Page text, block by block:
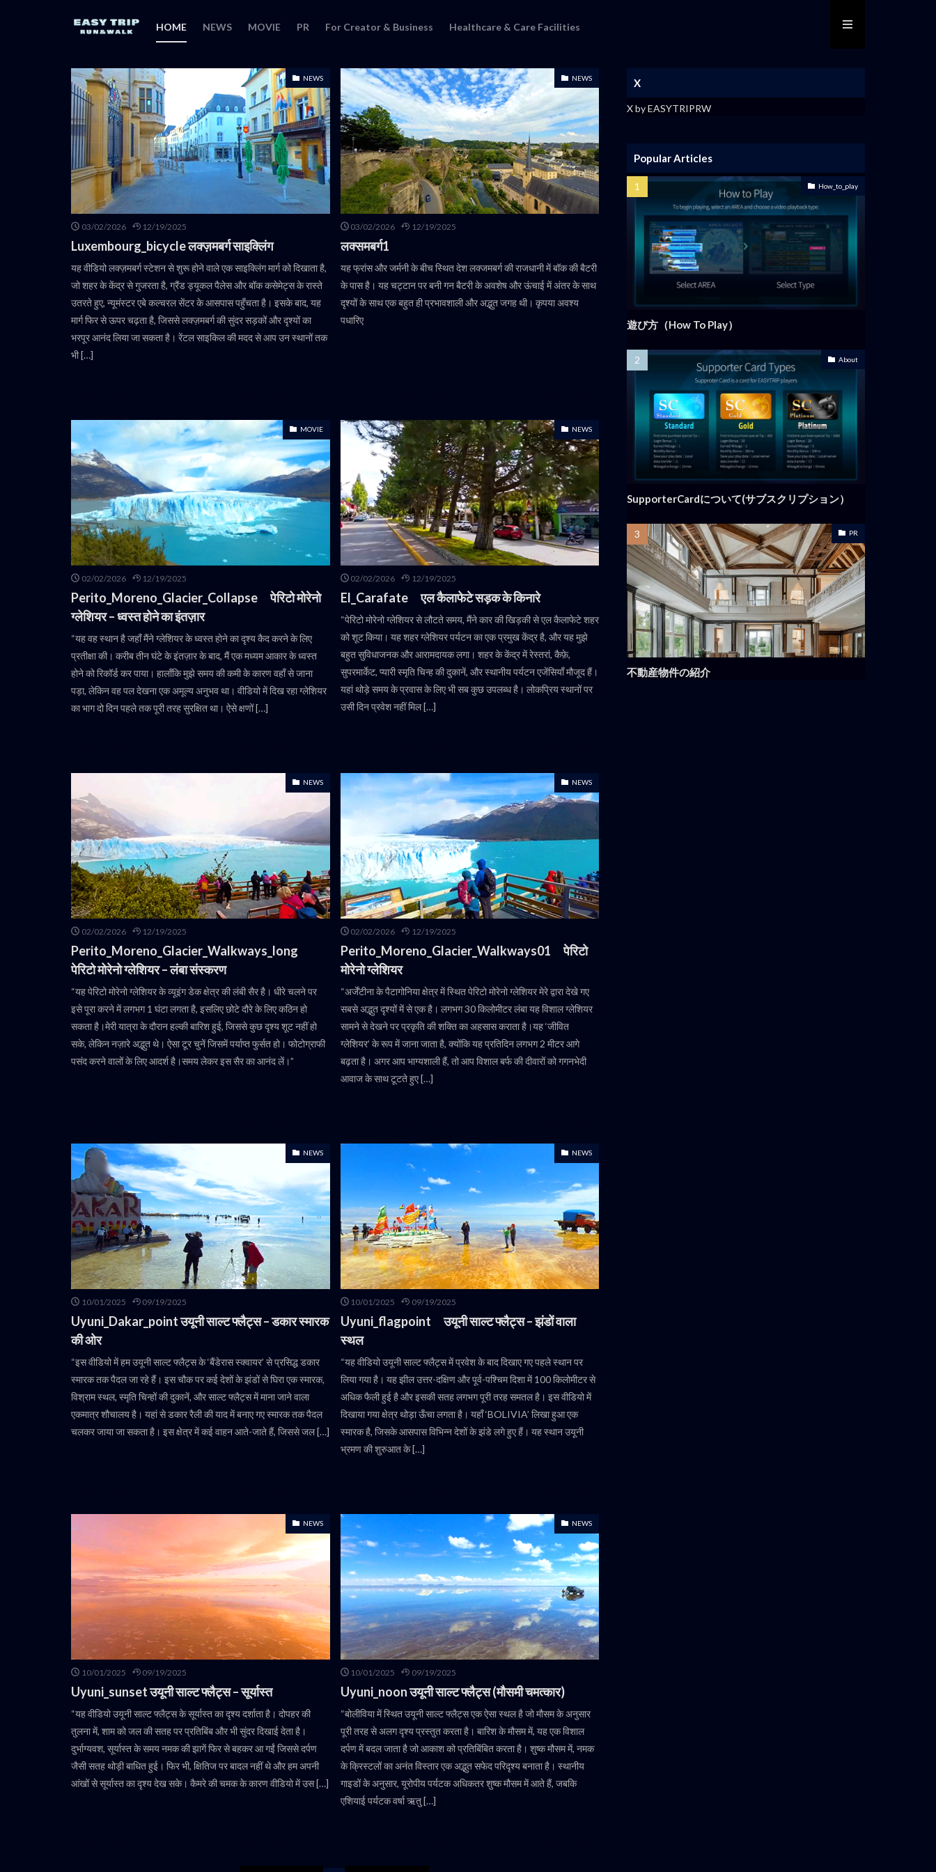
HOME NEWS MOVIE PR For Creator & Business Healthcare & Care Facilities
NEWS
03/02/2026 12/19/2025
Luxembourg_bicycle लक्ज़मबर्ग साइक्लिंग
यह वीडियो लक्ज़मबर्ग स्टेशन से शुरू होने वाले एक साइक्लिंग मार्ग को दिखाता है,
जो शहर के केंद्र से गुजरता है, ग्रैंड ड्यूकल पैलेस और बॉक कसेमेट्स के रास्ते
उतरते हुए, न्यूमंस्टर एबे कल्चरल सेंटर के आसपास पहुँचता है। इसके बाद, यह
मार्ग फिर से ऊपर चढ़ता है, जिससे लक्ज़मबर्ग की सुंदर सड़कों और दृश्यों का
भरपूर आनंद लिया जा सकता है। रेंटल साइकिल की मदद से आप उन स्थानों तक
भी […]
NEWS
03/02/2026 12/19/2025
लक्समबर्ग1
यह फ्रांस और जर्मनी के बीच स्थित देश लक्जमबर्ग की राजधानी में बॉक की बैटरी
के पास है। यह चट्टान पर बनी गन बैटरी के अवशेष और ऊंचाई में अंतर के साथ
दृश्यों के साथ एक बहुत ही प्रभावशाली और अद्भुत जगह थी। कृपया अवश्य
पधारिए
MOVIE
02/02/2026 12/19/2025
Perito_Moreno_Glacier_Collapse पेरिटो मोरेनो
ग्लेशियर – ध्वस्त होने का इंतज़ार
“यह वह स्थान है जहाँ मैंने ग्लेशियर के ध्वस्त होने का दृश्य कैद करने के लिए
प्रतीक्षा की। करीब तीन घंटे के इंतज़ार के बाद, मैं एक मध्यम आकार के ध्वस्त
होने को रिकॉर्ड कर पाया। हालाँकि मुझे समय की कमी के कारण वहाँ से जाना
पड़ा, लेकिन वह पल देखना एक अमूल्य अनुभव था। वीडियो में दिख रहा ग्लेशियर
का भाग दो दिन पहले तक पूरी तरह सुरक्षित था। ऐसे क्षणों […]
NEWS
02/02/2026 12/19/2025
El_Carafate एल कैलाफेटे सड़क के किनारे
“पेरिटो मोरेनो ग्लेशियर से लौटते समय, मैंने कार की खिड़की से एल कैलाफेटे शहर
को शूट किया। यह शहर ग्लेशियर पर्यटन का एक प्रमुख केंद्र है, और यह मुझे
बहुत सुविधाजनक और आरामदायक लगा। शहर के केंद्र में रेस्तरां, कैफ़े,
सुपरमार्केट, प्यारी स्मृति चिन्ह की दुकानें, और स्थानीय पर्यटन एजेंसियाँ मौजूद हैं।
यहां थोड़े समय के प्रवास के लिए भी सब कुछ उपलब्ध है। लोकप्रिय स्थानों पर
उसी दिन प्रवेश नहीं मिल […]
NEWS
02/02/2026 12/19/2025
Perito_Moreno_Glacier_Walkways_long
पेरिटो मोरेनो ग्लेशियर – लंबा संस्करण
“यह पेरिटो मोरेनो ग्लेशियर के व्यूइंग डेक क्षेत्र की लंबी सैर है। धीरे चलने पर
इसे पूरा करने में लगभग 1 घंटा लगता है, इसलिए छोटे दौरे के लिए कठिन हो
सकता है।मेरी यात्रा के दौरान हल्की बारिश हुई, जिससे कुछ दृश्य शूट नहीं हो
सके, लेकिन नज़ारे अद्भुत थे। ऐसा टूर चुनें जिसमें पर्याप्त फुर्सत हो। फोटोग्राफी
पसंद करने वालों के लिए आदर्श है।समय लेकर इस सैर का आनंद लें।”
NEWS
02/02/2026 12/19/2025
Perito_Moreno_Glacier_Walkways01 पेरिटो
मोरेनो ग्लेशियर
“अर्जेंटीना के पैटागोनिया क्षेत्र में स्थित पेरिटो मोरेनो ग्लेशियर मेरे द्वारा देखे गए
सबसे अद्भुत दृश्यों में से एक है। लगभग 30 किलोमीटर लंबा यह विशाल ग्लेशियर
सामने से देखने पर प्रकृति की शक्ति का अहसास कराता है।यह ‘जीवित
ग्लेशियर’ के रूप में जाना जाता है, क्योंकि यह प्रतिदिन लगभग 2 मीटर आगे
बढ़ता है। अगर आप भाग्यशाली हैं, तो आप विशाल बर्फ की दीवारों को गगनभेदी
आवाज के साथ टूटते हुए […]
NEWS
10/01/2025 09/19/2025
Uyuni_Dakar_point उयूनी साल्ट फ्लैट्स – डकार स्मारक
की ओर
“इस वीडियो में हम उयूनी साल्ट फ्लैट्स के ‘बैंडेरास स्क्वायर’ से प्रसिद्ध डकार
स्मारक तक पैदल जा रहे हैं। इस चौक पर कई देशों के झंडों से घिरा एक स्मारक,
विश्राम स्थल, स्मृति चिन्हों की दुकानें, और साल्ट फ्लैट्स में माना जाने वाला
एकमात्र शौचालय है। यहां से डकार रैली की याद में बनाए गए स्मारक तक पैदल
चलकर जाया जा सकता है। इस क्षेत्र में कई वाहन आते-जाते हैं, जिससे जल […]
NEWS
10/01/2025 09/19/2025
Uyuni_flagpoint उयूनी साल्ट फ्लैट्स – झंडों वाला
स्थल
“यह वीडियो उयूनी साल्ट फ्लैट्स में प्रवेश के बाद दिखाए गए पहले स्थान पर
लिया गया है। यह झील उत्तर-दक्षिण और पूर्व-पश्चिम दिशा में 100 किलोमीटर से
अधिक फैली हुई है और इसकी सतह लगभग पूरी तरह समतल है। इस वीडियो में
दिखाया गया क्षेत्र थोड़ा ऊँचा लगता है। यहाँ ‘BOLIVIA’ लिखा हुआ एक
स्मारक है, जिसके आसपास विभिन्न देशों के झंडे लगे हुए हैं। यह स्थान उयूनी
भ्रमण की शुरुआत के […]
NEWS
10/01/2025 09/19/2025
Uyuni_sunset उयूनी साल्ट फ्लैट्स – सूर्यास्त
“यह वीडियो उयूनी साल्ट फ्लैट्स के सूर्यास्त का दृश्य दर्शाता है। दोपहर की
तुलना में, शाम को जल की सतह पर प्रतिबिंब और भी सुंदर दिखाई देता है।
दुर्भाग्यवश, सूर्यास्त के समय नमक की झागें फिर से बहकर आ गईं जिससे दर्पण
जैसी सतह थोड़ी बाधित हुई। फिर भी, क्षितिज पर बादल नहीं थे और हम अपनी
आंखों से सूर्यास्त का दृश्य देख सके। कैमरे की चमक के कारण वीडियो में उस […]
NEWS
10/01/2025 09/19/2025
Uyuni_noon उयूनी साल्ट फ्लैट्स (मौसमी चमत्कार)
“बोलीविया में स्थित उयूनी साल्ट फ्लैट्स एक ऐसा स्थल है जो मौसम के अनुसार
पूरी तरह से अलग दृश्य प्रस्तुत करता है। बारिश के मौसम में, यह एक विशाल
दर्पण में बदल जाता है जो आकाश को प्रतिबिंबित करता है। शुष्क मौसम में, नमक
के क्रिस्टलों का अनंत विस्तार एक अद्भुत सफेद परिदृश्य बनाता है। स्थानीय
गाइडों के अनुसार, यूरोपीय पर्यटक अधिकतर शुष्क मौसम में आते हैं, जबकि
एशियाई पर्यटक वर्षा ऋतु […]
X
X by EASYTRIPRW
Popular Articles
How_to_play
遊び方（How To Play）
About
SupporterCardについて(サブスクリプション）
PR
不動産物件の紹介